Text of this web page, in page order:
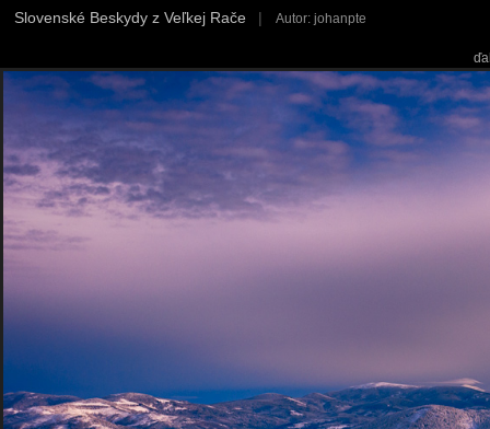
Slovenské Beskydy z Veľkej Rače | Autor: johanpte